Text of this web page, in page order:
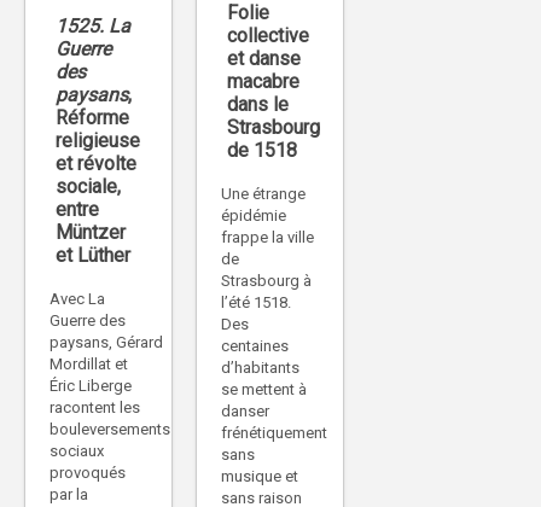
1525. La
Guerre
des
paysans,
Réforme
religieuse
et révolte
sociale,
entre
Müntzer
et Lüther
Avec La
Guerre des
paysans, Gérard
Mordillat et
Éric Liberge
racontent les
bouleversements
sociaux
provoqués
par la
Folie
collective
et danse
macabre
dans le
Strasbourg
de 1518
Une étrange
épidémie
frappe la ville
de
Strasbourg à
l’été 1518.
Des
centaines
d’habitants
se mettent à
danser
frénétiquement
sans
musique et
sans raison